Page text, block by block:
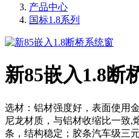
产品中心
国标1.8系列
新85嵌入1.8断
选材：铝材强度好，表面使用
尼龙材质，与铝材收缩比一致,
条，结构稳定；胶条汽车级三